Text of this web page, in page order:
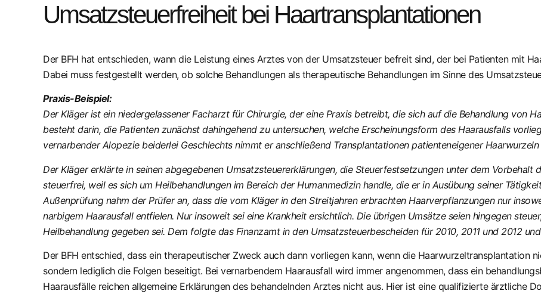
Umsatzsteuerfreiheit bei Haartransplantationen
Der BFH hat entschieden, wann die Leistung eines Arztes von der Umsatzsteuer befreit sind, der bei Patienten mit
Dabei muss festgestellt werden, ob solche Behandlungen als therapeutische Behandlungen im Sinne des
Praxis-Beispiel:
Der Kläger ist ein niedergelassener Facharzt für Chirurgie, der eine Praxis betreibt, die sich auf die Behandlung von
besteht darin, die Patienten zunächst dahingehend zu untersuchen, welche Erscheinungsform des Haarausfalls
vernarbender Alopezie beiderlei Geschlechts nimmt er anschließend Transplantationen patienteneigener Haarwurzeln
Der Kläger erklärte in seinen abgegebenen Umsatzsteuererklärungen, die Steuerfestsetzungen unter dem Vorbehalt
steuerfrei, weil es sich um Heilbehandlungen im Bereich der Humanmedizin handle, die er in Ausübung seiner
Außenprüfung nahm der Prüfer an, dass die vom Kläger in den Streitjahren erbrachten Haarverpflanzungen nur
narbigem Haarausfall entfielen. Nur insoweit sei eine Krankheit ersichtlich. Die übrigen Umsätze seien hingegen
Heilbehandlung gegeben sei. Dem folgte das Finanzamt in den Umsatzsteuerbescheiden für 2010, 2011 und 2012
Der BFH entschied, dass ein therapeutischer Zweck auch dann vorliegen kann, wenn die Haarwurzeltransplantation
sondern lediglich die Folgen beseitigt. Bei vernarbendem Haarausfall wird immer angenommen, dass ein
Haarausfälle reichen allgemeine Erklärungen des behandelnden Arztes nicht aus. Hier ist eine qualifizierte ärztliche